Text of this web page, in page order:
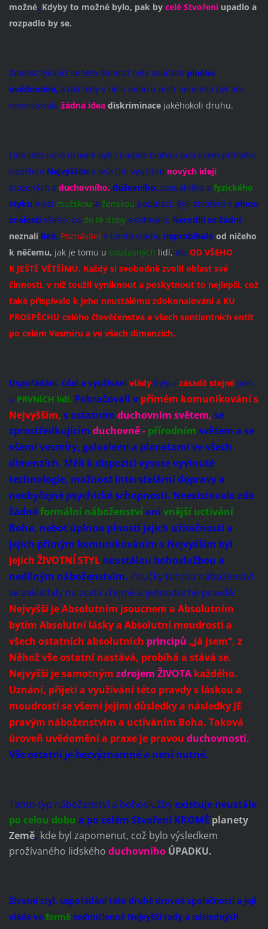
možné. Kdyby to možné bylo, pak by celé Stvořeníupadlo a
rozpadlo by se.
Znalost týkající se této danosti byla součástí plného
uvědomění, a tak tedy v nich nebo u nich nemohla být ani
neexistovala žádná idea diskriminacejakéhokoli druhu.
Lidé této nové úrovně byli i nadále tvořeni procesem přímého
nadělení Nejvyšším s tvůrčím využitím nových idejí
zrozených z duchovního, duševního, sexuálního a fyzického
styku mezi mužskou a ženskou populací. Byli stvořeni s plnou
znalostívšeho, codo té dobyexistovalo. Nerodili se žádní
neznalí lidé. Poznávánív tomto stádiu neprobíhalo od ničeho
k něčemu, jak je tomu u současných lidí, ale OD VŠEHO
K JEŠTĚ VĚTŠÍMU. Každý si svobodně zvolil oblast své
činnosti, v níž toužil vyniknout a poskytnout to nejlepší, což
také přispívalo k jeho neustálému zdokonalování a KU
PROSPĚCHU celého člověčenstva a všech sentientníchentit
po celém Vesmíru a ve všech dimenzích.
Uspořádání, účel a využívání vládybyly v zásadě stejné jako
u PRVNÍCH lidí. Pokračovali v přímém komunikovánís
Nejvyšším, s ostatním duchovním světem, se
zprostředkujícím duchovně - přírodním světem a se
všemi vesmíry, galaxiemi a planetami ve všech
dimenzích. Měli k dispozici vysoce vyvinuté
technologie, možnost interstelární dopravy a
neobyčejné psychické schopnosti. Neexistovalo zde
žádnéformální náboženstvíani vnější uctívání
Boha, neboť úplnou plností jejich užitečnosti a
jejich přímým komunikováním s Nejvyšším byl
jejich ŽIVOTNÍ STYLneustálou bohoslužbou a
nedílným náboženstvím. Poučky tohoto náboženství
se zakládaly na zcela zřejmé a jednoduché pravdě:
Nejvyšší je Absolutním jsoucnem a Absolutním
bytím Absolutní lásky a Absolutní moudrosti a
všech ostatních absolutních principů „Já jsem“, z
Něhož vše ostatní nastává, probíhá a stává se.
Nejvyšší je samotným zdrojem ŽIVOTA každého.
Uznání, přijetí a využívání této pravdy s láskou a
moudrostí se všemi jejími důsledky a následky JE
pravým náboženstvím a uctíváním Boha. Taková
úroveň uvědomění a praxe je pravou duchovností.
Vše ostatní je bezvýznamné a není nutné.
Tento typ náboženství a bohoslužbyexistuje neustále
po celou dobu a po celém Stvoření KROMĚ planety
Země, kde byl zapomenut, což bylo výsledkem
prožívaného lidského duchovního ÚPADKU.
Životní styl, uspořádání této druhé úrovně společnosti a její
vláda ve formě sedmičlenné Nejvyšší rady a následných